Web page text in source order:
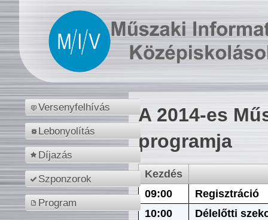
Versenyfelhívás
Lebonyolítás
Díjazás
Szponzorok
Program
A 2014-es
programja
Kezdés
09:00
Regisztráció
10:00
Délelőtti